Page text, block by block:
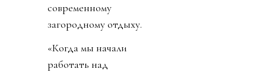
современному
загородному отдыху.
«Когда мы начали
работать над